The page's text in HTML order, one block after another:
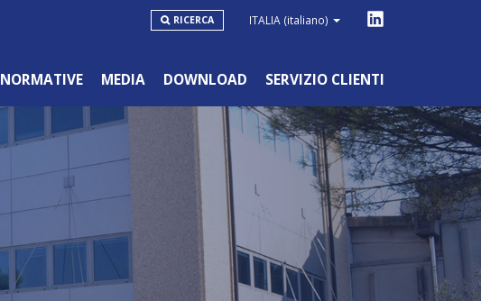
ITALIA (italiano)
RICERCA
NORMATIVE MEDIA DOWNLOAD SERVIZIO CLIENTI
HOBBYSTICO/NON PROFESSIONALE